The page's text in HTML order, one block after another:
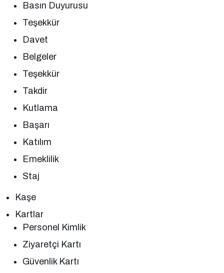
Basın Duyurusu
Teşekkür
Davet
Belgeler
Teşekkür
Takdir
Kutlama
Başarı
Katılım
Emeklilik
Staj
Kaşe
Kartlar
Personel Kimlik
Ziyaretçi Kartı
Güvenlik Kartı